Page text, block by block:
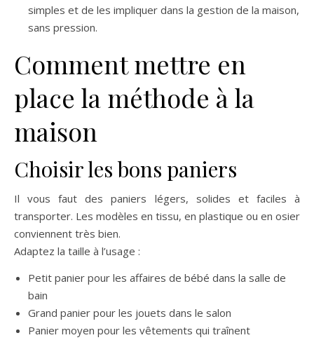
simples et de les impliquer dans la gestion de la maison,
sans pression.
Comment mettre en
place la méthode à la
maison
Choisir les bons paniers
Il vous faut des paniers légers, solides et faciles à
transporter. Les modèles en tissu, en plastique ou en osier
conviennent très bien.
Adaptez la taille à l’usage :
Petit panier pour les affaires de bébé dans la salle de
bain
Grand panier pour les jouets dans le salon
Panier moyen pour les vêtements qui traînent